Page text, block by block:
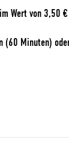
Wert von 3,50
(60 Minuten)